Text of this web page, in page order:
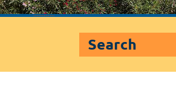
Search